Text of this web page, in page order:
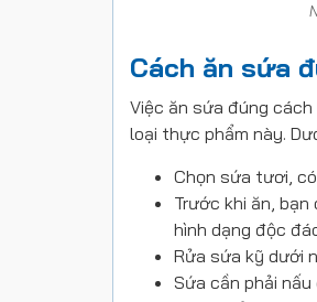
Cách ăn sứa
Việc ăn sứa đúng
loại thực phẩm này.
Chọn sứa tươi,
Trước khi ăn,
hình dạng độc
Rửa sứa kỹ dưới
Sứa cần phải